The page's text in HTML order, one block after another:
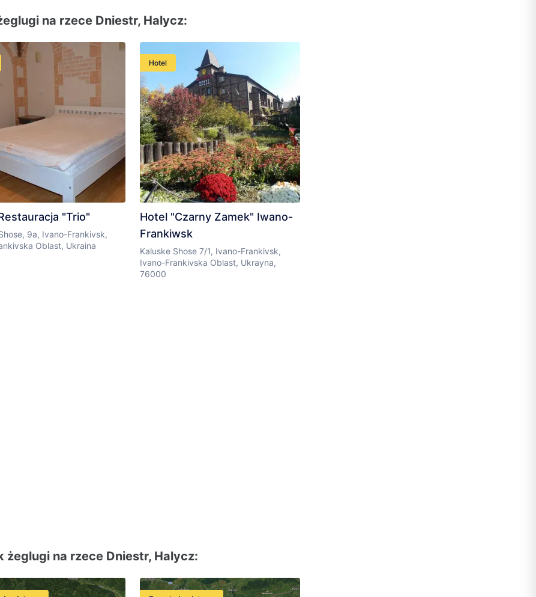
na rzece Dniestr, Halycz:
"Trio"
9a, Ivano-Frankivsk,
Oblast, Ukraina
Hotel
Hotel "Czarny Zamek" Iwano-
Frankiwsk
Kaluske Shose 7/1, Ivano-Frankivsk,
Ivano-Frankivska Oblast, Ukrayna,
76000
na rzece Dniestr, Halycz: